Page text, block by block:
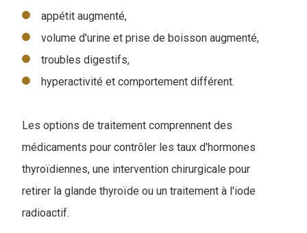
appétit augmenté,
volume d'urine et prise de boisson augmenté,
troubles digestifs,
hyperactivité et comportement différent.
Les options de traitement comprennent des
médicaments pour contrôler les taux d'hormones
thyroïdiennes, une intervention chirurgicale pour
retirer la glande thyroïde ou un traitement à l'iode
radioactif.